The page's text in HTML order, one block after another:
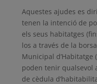
Aquestes ajudes es
tenen la intenció de
els seus habitatges
los a través de la
Municipal d’Habitatge
poden tenir qualsevol
de cèdula